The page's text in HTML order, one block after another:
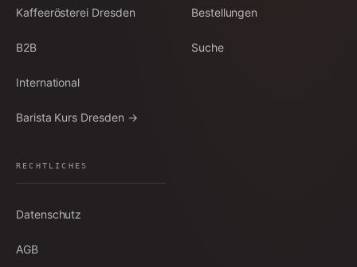
Kaffeerösterei Dresden
B2B
International
Barista Kurs Dresden →
Bestellungen
Suche
RECHTLICHES
Datenschutz
AGB